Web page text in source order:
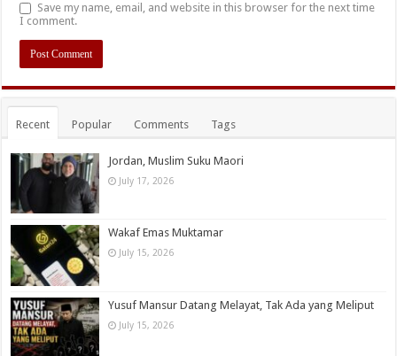
Save my name, email, and website in this browser for the next time
I comment.
Recent Popular Comments Tags
Jordan, Muslim Suku Maori
July 17, 2026
Wakaf Emas Muktamar
July 15, 2026
Yusuf Mansur Datang Melayat, Tak Ada yang Meliput
July 15, 2026